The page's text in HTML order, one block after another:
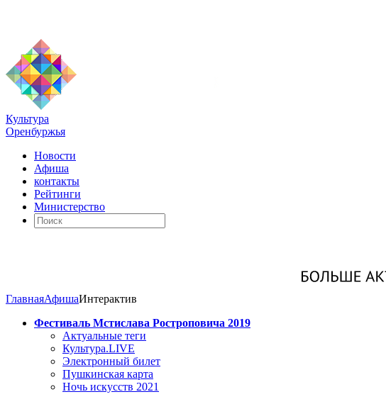
Культура
Оренбуржья
Новости
Афиша
контакты
Рейтинги
Министерство
ГлавнаяАфишаИнтерактив
Фестиваль Мстислава Ростроповича 2019
Актуальные теги
Культура.LIVE
Электронный билет
Пушкинская карта
Ночь искусств 2021